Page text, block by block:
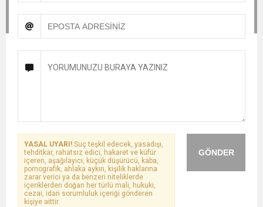
GÖNDER
YASAL UYARI! Suç teşkil edecek, yasadışı,
tehditkar, rahatsız edici, hakaret ve küfür
içeren, aşağılayıcı, küçük düşürücü, kaba,
pornografik, ahlaka aykırı, kişilik haklarına
zarar verici ya da benzeri niteliklerde
içeriklerden doğan her türlü mali, hukuki,
cezai, idari sorumluluk içeriği gönderen
kişiye aittir.